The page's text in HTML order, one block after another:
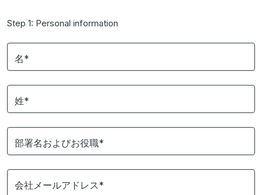
Step 1: Personal information
名*
姓*
部署名およびお役職*
会社メールアドレス*